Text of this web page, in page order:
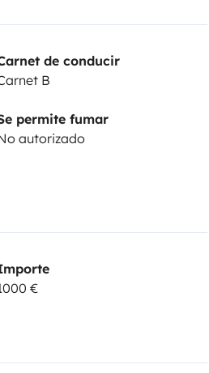
de conducir
B
permite fumar
autorizado
€